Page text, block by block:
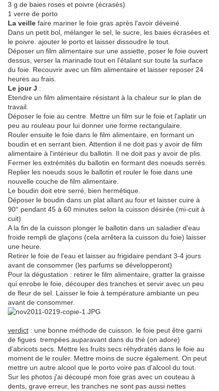
3 g de baies roses et poivre (écrasés)
1 verre de porto
La veille faire mariner le foie gras après l'avoir déveiné.
Dans un petit bol, mélanger le sel, le sucre, les baies écrasées et
le poivre. ajouter le porto et laisser dissoudre le tout.
Déposer un film alimentaire sur une assiette, poser le foie ouvert
dessus, verser la marinade tout en l'étalant sur toute la surface
du foie. Recouvrir avec un film alimentaire et laisser reposer 24
heures au frais.
Le jour J :
Etendre un film alimentaire résistant à la chaleur sur le plan de
travail.
Déposer le foie au centre. Mettre un film sur le foie et l'aplatir un
peu au rouleau pour lui donner une forme rectangulaire.
Rouler ensuite le foie dans le film alimentaire, en formant un
boudin et en serrant bien. Attention il ne doit pas y avoir de film
alimentaire à l'intérieur du ballotin. Il ne doit pas y avoir de plis.
Fermer les extrémités du ballotin en formant des noeuds serrés.
Replier les noeuds sous le ballotin et rouler le foie dans une
nouvelle couche de film alimentaire.
Le boudin doit etre serré, bien hermétique.
Déposer le boudin dans un plat allant au four et laisser cuire à
90° pendant 45 à 60 minutes selon la cuisson désirée (mi-cuit à
cuit)
A la fin de la cuisson plonger le ballotin dans un saladier d'eau
froide rempli de glaçons (cela arrêtera la cuisson du foie) laisser
une heure.
Retirer le foie de l'eau et laisser au frigidaire pendant 3-4 jours
avant de consommer (les parfums se développeront)
Pour la dégustation : retirer le film alimentaire, gratter la graisse
qui enrobe le foie, découper des tranches et servir avec un peu
de fleur de sel. Laisser le foie à température ambiante un peu
avant de consommer.
verdict : une bonne méthode de cuisson. le foie peut être garni
de figues trempées auparavant dans du thé (on adore)
d'abricots secs. Mettre les fruits secs réhydratés dans le foie au
moment de le rouler. Mettre moins de sucre également. On peut
mettre un autre alcool que le porto voire pas d'alcool du tout.
Sur les photos j'ai découpé mon foie gras avec un couteau à
dents, grave erreur, les tranches ne sont pas aussi nettes